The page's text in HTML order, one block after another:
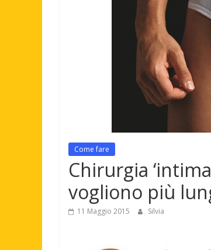
Come fare
Chirurgia
vogliono più
11 Maggio 2015 Silvia